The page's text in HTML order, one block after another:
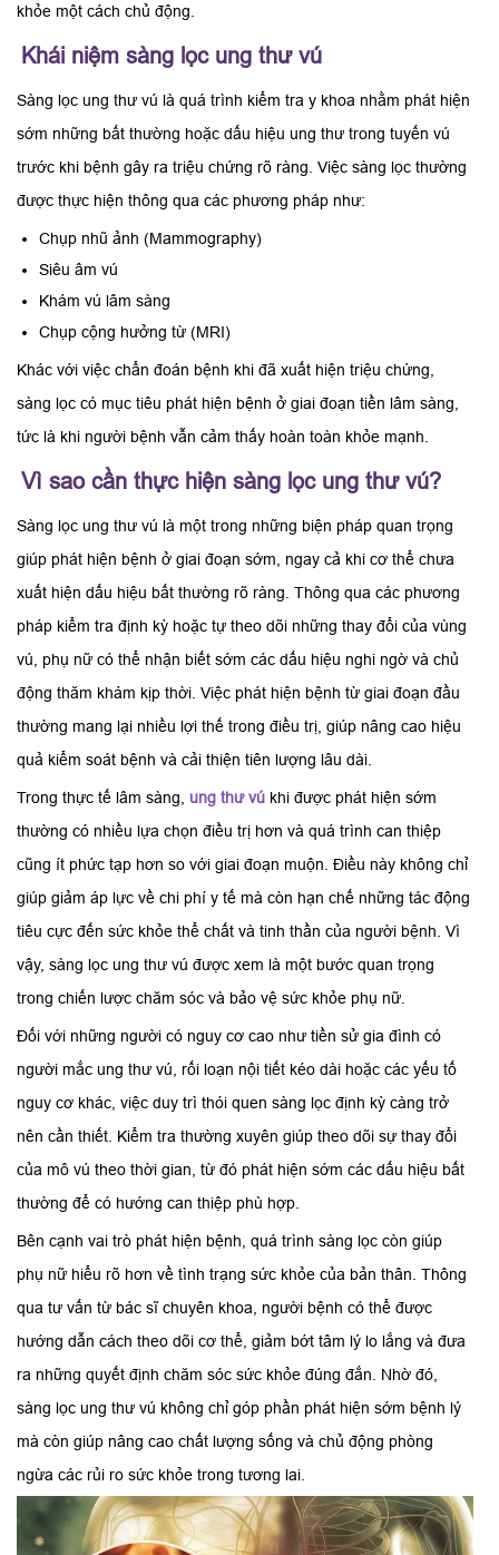
khỏe một cách chủ động.
Khái niệm sàng lọc ung thư vú
Sàng lọc ung thư vú là quá trình kiểm tra y khoa nhằm phát hiện
sớm những bất thường hoặc dấu hiệu ung thư trong tuyến vú
trước khi bệnh gây ra triệu chứng rõ ràng. Việc sàng lọc thường
được thực hiện thông qua các phương pháp như:
Chụp nhũ ảnh (Mammography)
Siêu âm vú
Khám vú lâm sàng
Chụp cộng hưởng từ (MRI)
Khác với việc chẩn đoán bệnh khi đã xuất hiện triệu chứng,
sàng lọc có mục tiêu phát hiện bệnh ở giai đoạn tiền lâm sàng,
tức là khi người bệnh vẫn cảm thấy hoàn toàn khỏe mạnh.
Vì sao cần thực hiện sàng lọc ung thư vú?
Sàng lọc ung thư vú là một trong những biện pháp quan trọng
giúp phát hiện bệnh ở giai đoạn sớm, ngay cả khi cơ thể chưa
xuất hiện dấu hiệu bất thường rõ ràng. Thông qua các phương
pháp kiểm tra định kỳ hoặc tự theo dõi những thay đổi của vùng
vú, phụ nữ có thể nhận biết sớm các dấu hiệu nghi ngờ và chủ
động thăm khám kịp thời. Việc phát hiện bệnh từ giai đoạn đầu
thường mang lại nhiều lợi thế trong điều trị, giúp nâng cao hiệu
quả kiểm soát bệnh và cải thiện tiên lượng lâu dài.
Trong thực tế lâm sàng, ung thư vú khi được phát hiện sớm
thường có nhiều lựa chọn điều trị hơn và quá trình can thiệp
cũng ít phức tạp hơn so với giai đoạn muộn. Điều này không chỉ
giúp giảm áp lực về chi phí y tế mà còn hạn chế những tác động
tiêu cực đến sức khỏe thể chất và tinh thần của người bệnh. Vì
vậy, sàng lọc ung thư vú được xem là một bước quan trọng
trong chiến lược chăm sóc và bảo vệ sức khỏe phụ nữ.
Đối với những người có nguy cơ cao như tiền sử gia đình có
người mắc ung thư vú, rối loạn nội tiết kéo dài hoặc các yếu tố
nguy cơ khác, việc duy trì thói quen sàng lọc định kỳ càng trở
nên cần thiết. Kiểm tra thường xuyên giúp theo dõi sự thay đổi
của mô vú theo thời gian, từ đó phát hiện sớm các dấu hiệu bất
thường để có hướng can thiệp phù hợp.
Bên cạnh vai trò phát hiện bệnh, quá trình sàng lọc còn giúp
phụ nữ hiểu rõ hơn về tình trạng sức khỏe của bản thân. Thông
qua tư vấn từ bác sĩ chuyên khoa, người bệnh có thể được
hướng dẫn cách theo dõi cơ thể, giảm bớt tâm lý lo lắng và đưa
ra những quyết định chăm sóc sức khỏe đúng đắn. Nhờ đó,
sàng lọc ung thư vú không chỉ góp phần phát hiện sớm bệnh lý
mà còn giúp nâng cao chất lượng sống và chủ động phòng
ngừa các rủi ro sức khỏe trong tương lai.